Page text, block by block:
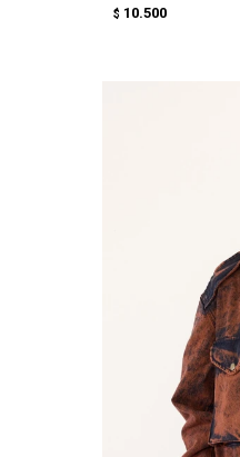
$ 10.500